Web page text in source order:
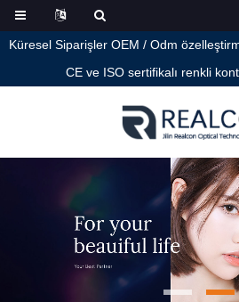
Küresel Siparişler OEM / Odm
CE ve ISO sertifikalı renkli